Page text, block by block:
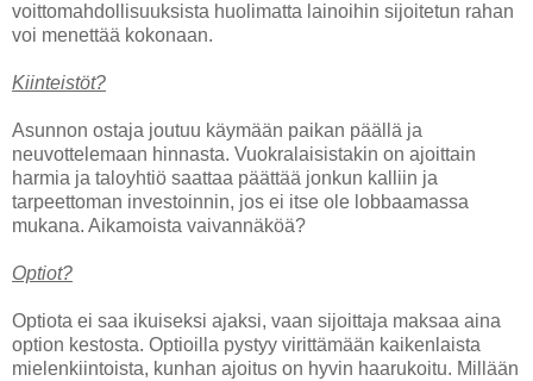
voittomahdollisuuksista huolimatta lainoihin sijoitetun rahan
voi menettää kokonaan.
Kiinteistöt?
Asunnon ostaja joutuu käymään paikan päällä ja
neuvottelemaan hinnasta. Vuokralaisistakin on ajoittain
harmia ja taloyhtiö saattaa päättää jonkun kalliin ja
tarpeettoman investoinnin, jos ei itse ole lobbaamassa
mukana. Aikamoista vaivannäköä?
Optiot?
Optiota ei saa ikuiseksi ajaksi, vaan sijoittaja maksaa aina
option kestosta. Optioilla pystyy virittämään kaikenlaista
mielenkiintoista, kunhan ajoitus on hyvin haarukoitu. Millään